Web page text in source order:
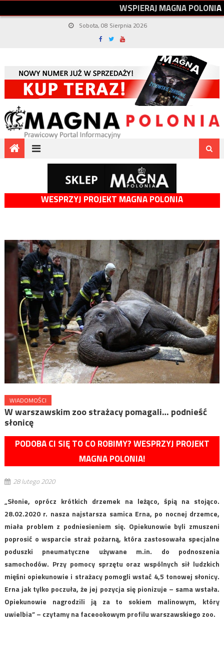
WSPIERAJMAGNAPOLONIA
Sobota, 08 Sierpnia 2026
WESPRZYJ PROJEKT MAGNA POLONIA
WIADOMOŚCI
W warszawskim zoo strażacy pomagali… podnieść
słonicę
PODOBA CI SIĘ TO CO ROBIMY? WESPRZYJ PROJEKT
MAGNA POLONIA!
28 lutego 2020
„Słonie, oprócz krótkich drzemek na leżąco, śpią na stojąco.
28.02.2020 r. nasza najstarsza samica Erna, po nocnej drzemce,
miała problem z podniesieniem się. Opiekunowie byli zmuszeni
poprosić o wsparcie straż pożarną, która zastosowała specjalne
poduszki pneumatyczne używane m.in. do podnoszenia
samochodów. Przy pomocy sprzętu oraz wspólnych sił ludzkich
mięśni opiekunowie i strażacy pomogli wstać 4,5 tonowej słonicy.
Erna jak tylko poczuła, że jej pozycja się pionizuje – sama wstała.
Opiekunowie nagrodzili ją za to sokiem malinowym, który
uwielbia” – czytamy na faceookowym profilu warszawskiego zoo.